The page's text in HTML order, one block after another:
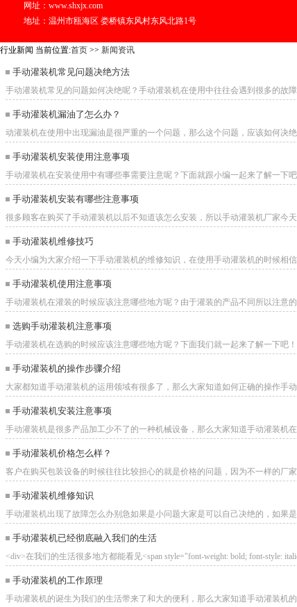
网址：www.shxjx.com
地址：温州市瓯海区 娄桥镇东风村东风北路1号
行业新闻 当前位置:首页 >> 新闻资讯
手动灌装机常见问题决绝方法
手动灌装机常见的问题如何决绝呢？手动灌装机在使用中往往会遇到很多的故
手动灌装机漏油了怎么办？
动灌装机在使用中出现漏油是很严重的一个问题，那么这个问题，应该如何决
手动灌装机安装使用注意事项
手动灌装机在安装使用中有哪些事需要注意呢？下面就跟小编一起来了解一下吧
手动灌装机安装有哪些注意事项
很多顾客在购买了手动灌装机以后不知道该怎么安装，所以手动灌装机厂家今
手动灌装机维修技巧
今天小编为大家介绍一下手动灌装机的维修知识，在使用手动灌装机的时候相
手动灌装机使用注意事项
手动灌装机在灌装的时候应该注意哪些地方呢？由于灌装的产品不同所以注意
选购手动灌装机注意事项
手动灌装机在选购的时候应该注意哪些地方呢？下面我们就一起来了解一下吧！
手动灌装机的操作步骤介绍
大家都知道手动灌装机的运用领域有很多了，那么大家知道如何正确的操作手
手动灌装机安装注意事项
手动灌装机是很多产品加工少不了的一种机械设备，那么大家知道手动灌装机
手动灌装机价格怎么样？
客户在购买包装设备的时候往往比较担心的就是价格的问题，因为不一样的厂
手动灌装机维修知识
手动灌装机出现了故障怎么办别急如果是小问题大家是可以自己决绝的，如果
手动灌装机已经彻底融入我们的生活
<div>在我们的生活很多地方都能看见<span style="font-weight: bold; font-style:
手动灌装机的工作原理
手动灌装机的诞生为我们的生活带来了和大的便利，那么大家知道手动灌装机